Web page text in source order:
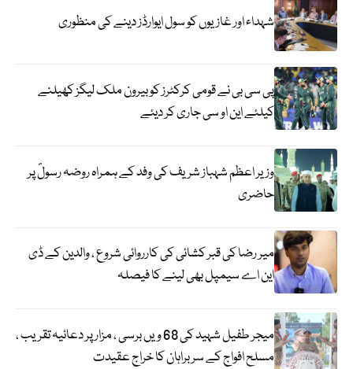
شہداء اور غازیوں کو سول ایوارڈز دینے کی منظوری
پی سی بی نے قومی کرکٹرز کو بیرون ملک لیگز کھیلنے
کیلئے این او سی جاری کر دیئے
وزیر اعظم شہباز شریف کی وفد کے ہمراہ روضہ رسولؐ پر
حاضری
میر رضا کی قبر کشائی کی کارروائی شروع ، والدین کے ڈی
این اے سیمپل بھی لینے کا فیصلہ
میجر طفیل شہید کی 68 ویں برسی ، مزار پر دعائیہ تقریب ،
مسلح افواج کے سربراہان کا خراج عقیدت